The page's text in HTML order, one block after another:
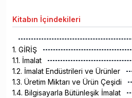
Kitabın İçindekileri
1. GİRİŞ
1.1. İmalat
1.2. İmalat Endüstrileri ve Ürünler
1.3. Üretim Miktarı ve Ürün Çeşidi
1.4. Bilgisayarla Bütünleşik İmalat